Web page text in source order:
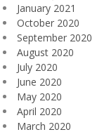
January 2021
October 2020
September 2020
August 2020
July 2020
June 2020
May 2020
April 2020
March 2020